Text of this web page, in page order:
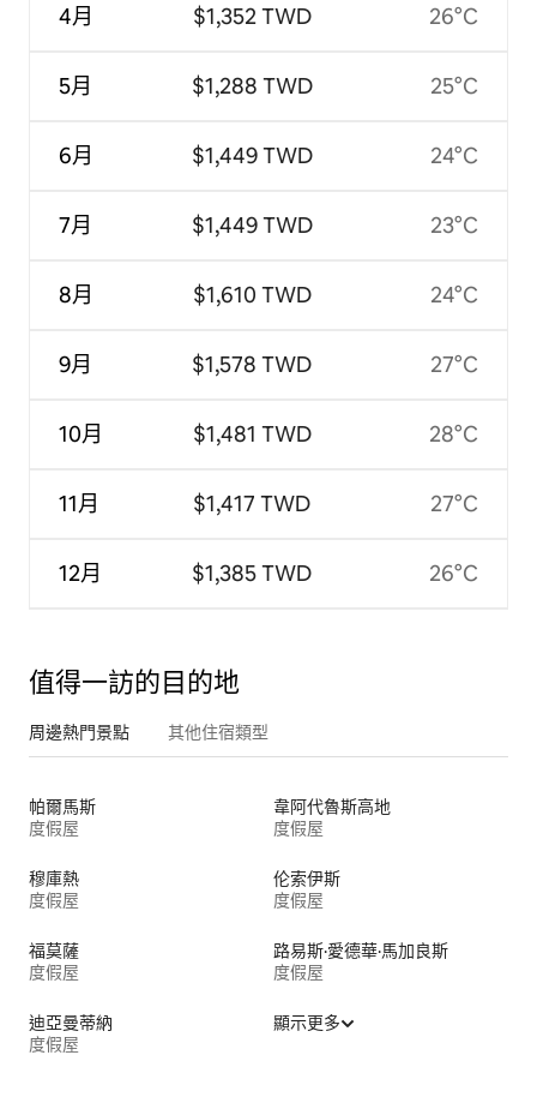
4月
5月
6月
7月
8月
9月
10月
11月
12月
$1,352 TWD
$1,288 TWD
$1,449 TWD
$1,449 TWD
$1,610 TWD
$1,578 TWD
$1,481 TWD
$1,417 TWD
$1,385 TWD
26°C
25°C
24°C
23°C
24°C
27°C
28°C
27°C
26°C
值得一訪的目的地
周邊熱門景點 其他住宿類型
帕爾馬斯
度假屋
韋阿代魯斯高地
度假屋
穆庫熱
度假屋
伦索伊斯
度假屋
福莫薩
度假屋
路易斯·愛德華·馬加良斯
度假屋
迪亞曼蒂納
度假屋
顯示更多